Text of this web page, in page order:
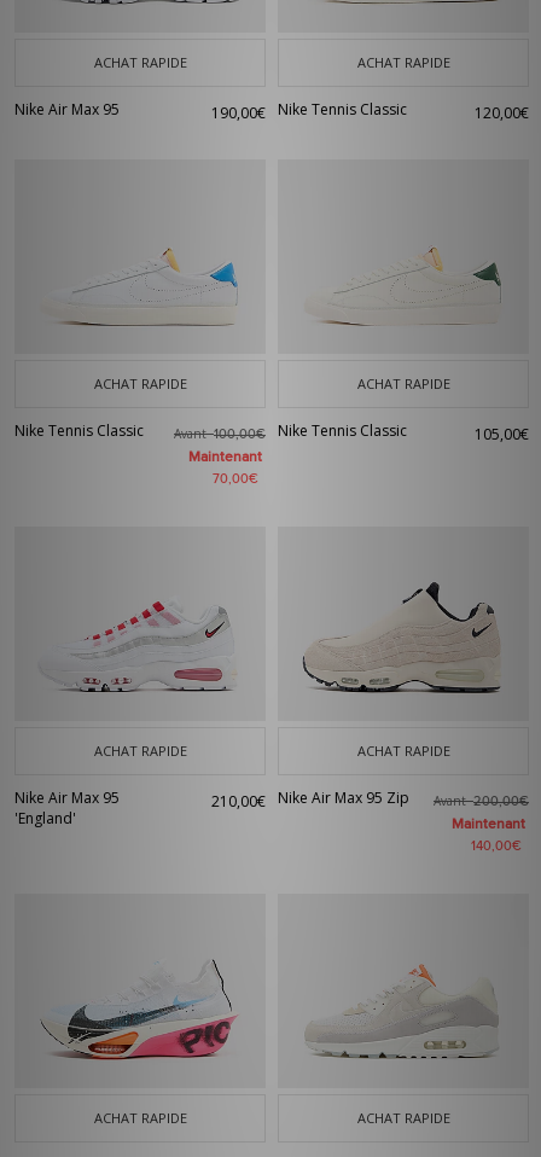
ACHAT RAPIDE
Nike Air Max 95 190,00€
ACHAT RAPIDE
Nike Tennis Classic 120,00€
ACHAT RAPIDE
Nike Tennis Classic Avant100,00€
Maintenant
70,00€
ACHAT RAPIDE
Nike Tennis Classic 105,00€
ACHAT RAPIDE
Nike Air Max 95
'England'
210,00€
ACHAT RAPIDE
Nike Air Max 95 Zip Avant200,00€
Maintenant
140,00€
ACHAT RAPIDE ACHAT RAPIDE